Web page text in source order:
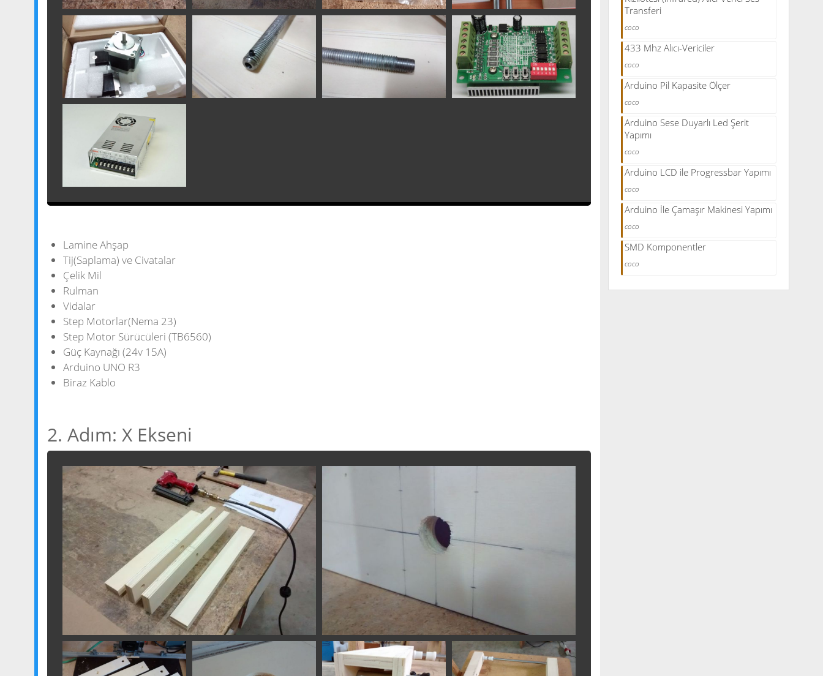
Lamine Ahşap
Tij(Saplama) ve Civatalar
Çelik Mil
Rulman
Vidalar
Step Motorlar(Nema 23)
Step Motor Sürücüleri (TB6560)
Güç Kaynağı (24v 15A)
Arduino UNO R3
Biraz Kablo
2. Adım: X Ekseni
Transferi
coco
433 Mhz Alıcı-Vericiler
coco
Arduino Pil Kapasite Ölçer
coco
Arduino Sese Duyarlı Led Şerit
Yapımı
coco
Arduino LCD ile Progressbar Yapımı
coco
Arduino İle Çamaşır Makinesi Yapımı
coco
SMD Komponentler
coco